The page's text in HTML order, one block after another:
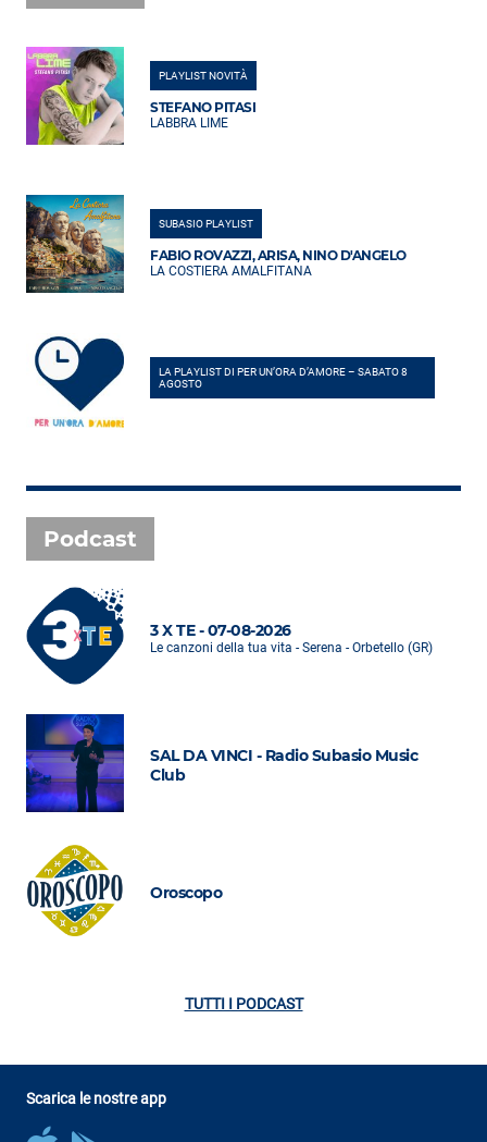
PLAYLIST NOVITÀ
STEFANO PITASI
LABBRA LIME
SUBASIO PLAYLIST
FABIO ROVAZZI, ARISA, NINO D'ANGELO
LA COSTIERA AMALFITANA
LA PLAYLIST DI PER UN’ORA D’AMORE – SABATO 8
AGOSTO
Podcast
3 X TE - 07-08-2026
Le canzoni della tua vita - Serena - Orbetello (GR)
SAL DA VINCI - Radio Subasio Music
Club
Oroscopo
TUTTI I PODCAST
Scarica le nostre app